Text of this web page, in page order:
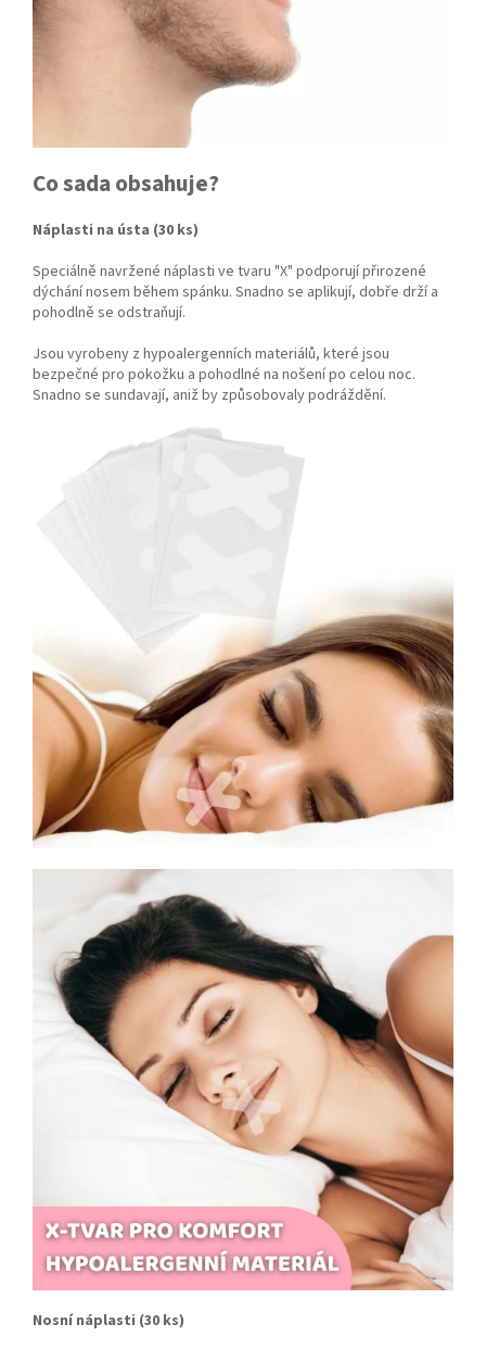
Co sada obsahuje?
Náplasti na ústa (30 ks)
Speciálně navržené náplasti ve tvaru "X" podporují přirozené
dýchání nosem během spánku. Snadno se aplikují, dobře drží a
pohodlně se odstraňují.
Jsou vyrobeny z hypoalergenních materiálů, které jsou
bezpečné pro pokožku a pohodlné na nošení po celou noc.
Snadno se sundavají, aniž by způsobovaly podráždění.
Nosní náplasti (30 ks)